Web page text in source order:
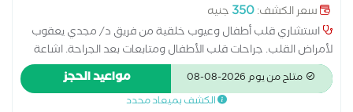
سعر الكشف:350 جنيه
استشاري قلب أطفال وعيوب خلقية من فريق د/ مجدي يعقوب
لأمراض القلب. جراحات قلب الأطفال ومتابعات بعد الجراحة. اشاعة
ايكو وتوصيات وعلاج. متابعة ضغط الدم ونسبة أكسجين في الدم.
متابعة الكوليسترول في الدم وحالة عضلة القلب والشرايين
متاح من يوم 2026-08-08 مواعيد الحجز
الكشف بميعاد محدد